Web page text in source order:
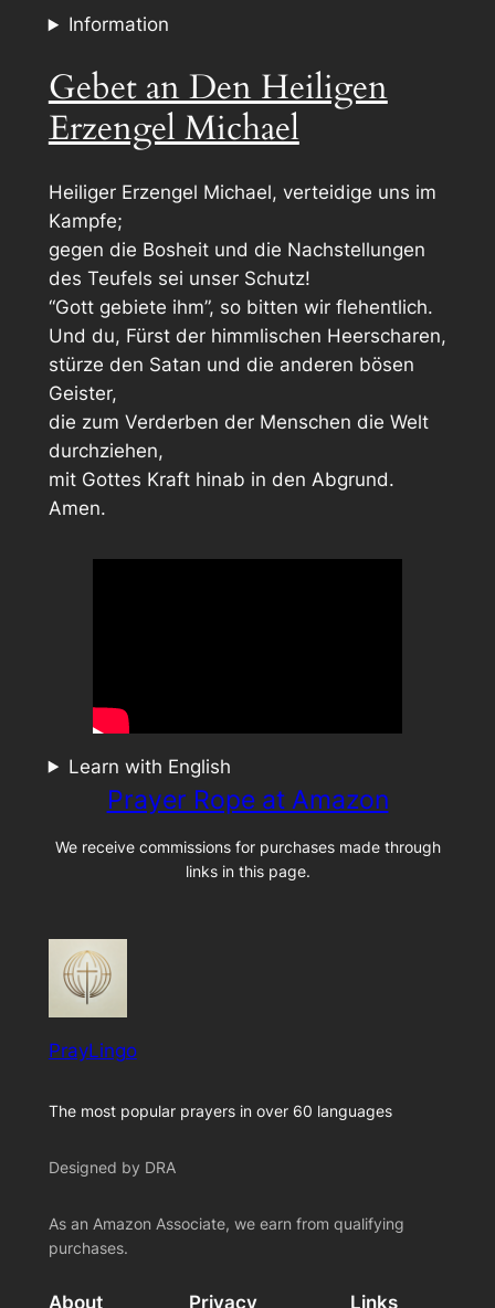
Information
Gebet an Den Heiligen
Erzengel Michael
Heiliger Erzengel Michael, verteidige uns im
Kampfe;
gegen die Bosheit und die Nachstellungen
des Teufels sei unser Schutz!
“Gott gebiete ihm”, so bitten wir flehentlich.
Und du, Fürst der himmlischen Heerscharen,
stürze den Satan und die anderen bösen
Geister,
die zum Verderben der Menschen die Welt
durchziehen,
mit Gottes Kraft hinab in den Abgrund.
Amen.
Learn with English
Prayer Rope at Amazon
We receive commissions for purchases made through
links in this page.
PrayLingo
The most popular prayers in over 60 languages
Designed by DRA
As an Amazon Associate, we earn from qualifying
purchases.
About Privacy Links